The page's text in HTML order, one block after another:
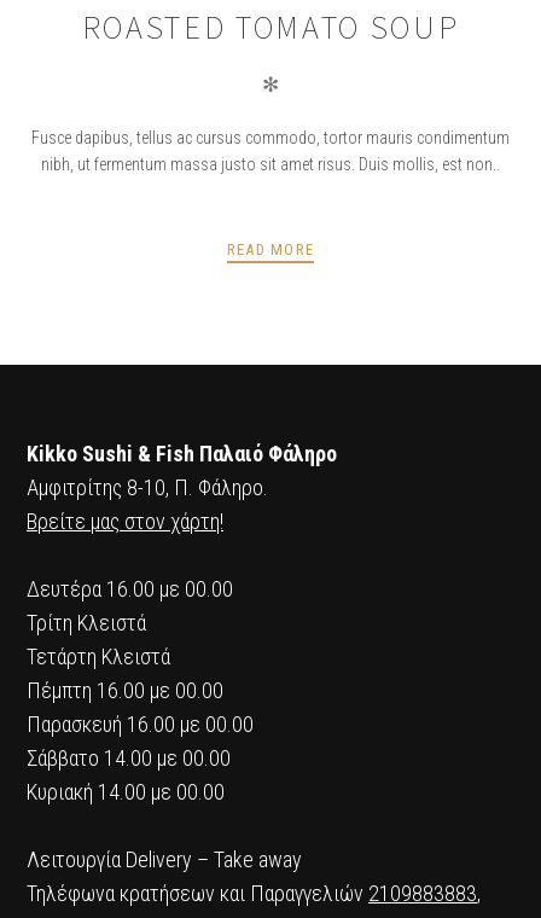
ROASTED TOMATO SOUP
✻
Fusce dapibus, tellus ac cursus commodo, tortor mauris condimentum
nibh, ut fermentum massa justo sit amet risus. Duis mollis, est non..
READ MORE
Kikko Sushi & Fish Παλαιό Φάληρο
Αμφιτρίτης 8-10, Π. Φάληρο.
Βρείτε μας στον χάρτη!
Δευτέρα 16.00 με 00.00
Τρίτη Κλειστά
Τετάρτη Κλειστά
Πέμπτη 16.00 με 00.00
Παρασκευή 16.00 με 00.00
Σάββατο 14.00 με 00.00
Κυριακή 14.00 με 00.00
Λειτουργία Delivery – Take away
Τηλέφωνα κρατήσεων και Παραγγελιών 2109883883,